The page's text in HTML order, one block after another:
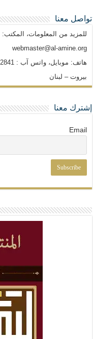
تواصل معنا
للمزيد من المعلومات، المكتب:
webmaster@al-amine.org
هاتف: موبايل، واتس آب : 0096170972841
بيروت – لبنان
إشترك معنا
Email